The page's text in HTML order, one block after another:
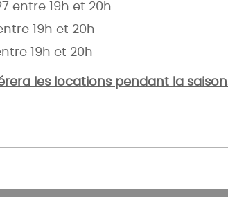
entre 19h et 20h
19h et 20h
19h et 20h
les locations pendant la